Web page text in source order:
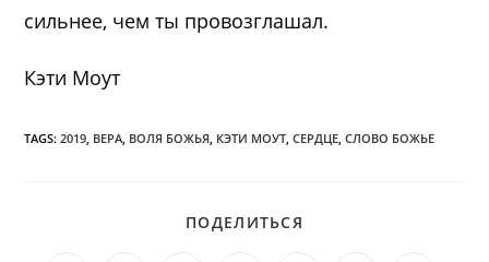
сильнее, чем ты провозглашал.
Кэти Моут
TAGS:2019 ВЕРА ВОЛЯ БОЖЬЯ КЭТИ МОУТ СЕРДЦЕ СЛОВО БОЖЬЕ
ПОДЕЛИТЬСЯ